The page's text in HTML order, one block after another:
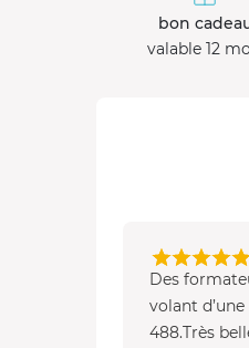
bon
valable 12
Des
volant
488.Très